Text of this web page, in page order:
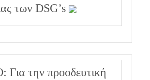
των DSG’s
την προοδευτική